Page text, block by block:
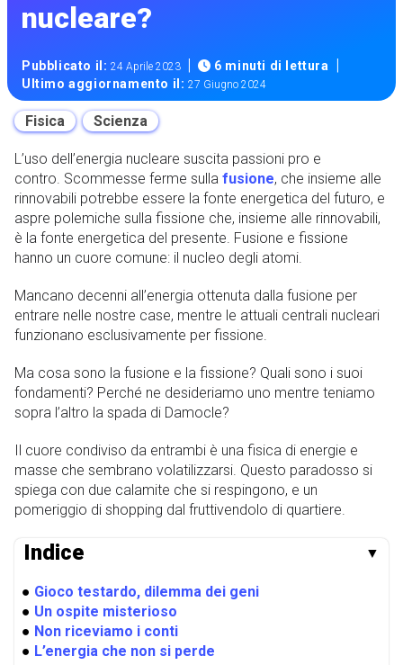
nucleare?
Pubblicato il:24 Aprile 2023 | 6 minuti di lettura |
Ultimo aggiornamento il:27 Giugno 2024
Fisica Scienza
L’uso dell’energia nucleare suscita passioni pro e
contro. Scommesse ferme sulla fusione, che insieme alle
rinnovabili potrebbe essere la fonte energetica del futuro, e
aspre polemiche sulla fissione che, insieme alle rinnovabili,
è la fonte energetica del presente. Fusione e fissione
hanno un cuore comune: il nucleo degli atomi.
Mancano decenni all’energia ottenuta dalla fusione per
entrare nelle nostre case, mentre le attuali centrali nucleari
funzionano esclusivamente per fissione.
Ma cosa sono la fusione e la fissione? Quali sono i suoi
fondamenti? Perché ne desideriamo uno mentre teniamo
sopra l’altro la spada di Damocle?
Il cuore condiviso da entrambi è una fisica di energie e
masse che sembrano volatilizzarsi. Questo paradosso si
spiega con due calamite che si respingono, e un
pomeriggio di shopping dal fruttivendolo di quartiere.
Indice ▼
● Gioco testardo, dilemma dei geni
● Un ospite misterioso
● Non riceviamo i conti
● L’energia che non si perde